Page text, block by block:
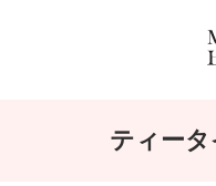
ティー